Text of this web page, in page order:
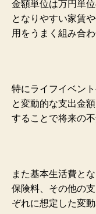
金額単位は万円単
となりやすい家賃
用をうまく組み合
特にライフイベン
と変動的な支出金
することで将来の
また基本生活費と
保険料、その他の
ぞれに想定した変